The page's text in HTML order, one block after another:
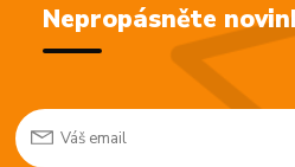
Nepropásněte